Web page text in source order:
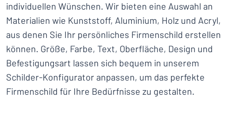
individuellen Wünschen. Wir bieten eine Auswahl an
Materialien wie Kunststoff, Aluminium, Holz und Acryl,
aus denen Sie Ihr persönliches Firmenschild erstellen
können. Größe, Farbe, Text, Oberfläche, Design und
Befestigungsart lassen sich bequem in unserem
Schilder-Konfigurator anpassen, um das perfekte
Firmenschild für Ihre Bedürfnisse zu gestalten.